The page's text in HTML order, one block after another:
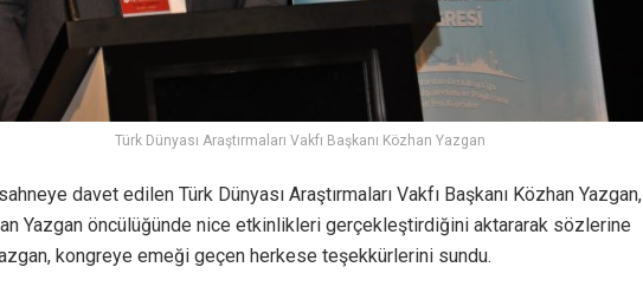
Türk Dünyası Araştırmaları Vakfı Başkanı Közhan Yazgan
davet edilen Türk Dünyası Araştırmaları Vakfı Başkanı Közhan Yazgan,
Yazgan öncülüğünde nice etkinlikleri gerçekleştirdiğini aktararak sözlerine
kongreye emeği geçen herkese teşekkürlerini sundu.